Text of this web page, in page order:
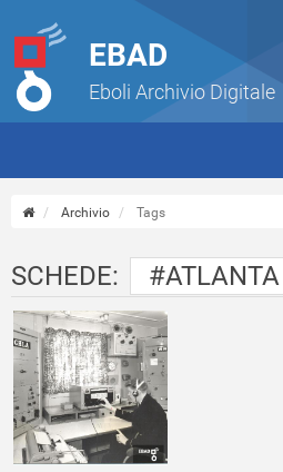
EBAD
Eboli Archivio Digitale
Archivio Tags
SCHEDE: #ATLANTA